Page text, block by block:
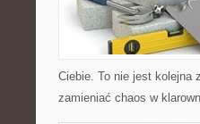
Ciebie. To nie jest kolejna
zamieniać chaos w